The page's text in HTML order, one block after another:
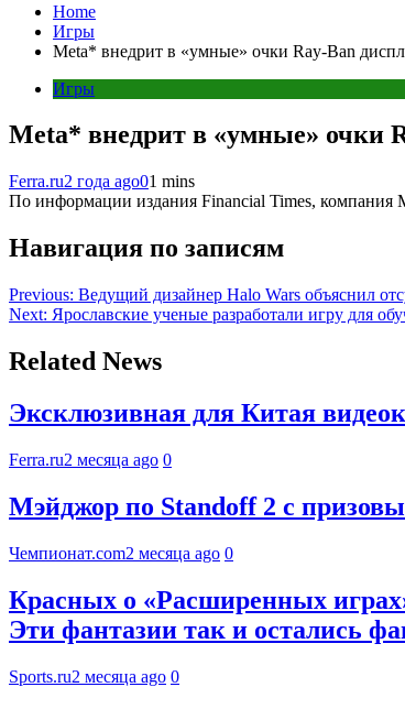
Home
Игры
Meta* внедрит в «умные» очки Ray-Ban
Игры
Meta* внедрит в «умные» очки
Ferra.ru2 года ago01 mins
По информации издания Financial Times, компания
Навигация по записям
Previous: Ведущий дизайнер Halo Wars объяснил
Next: Ярославские ученые разработали игру для
Related News
Эксклюзивная для Китая
Ferra.ru2 месяца ago 0
Мэйджор по Standoff 2 с
Чемпионат.com2 месяца ago 0
Красных о «Расширенных
Эти фантазии так и остались
Sports.ru2 месяца ago 0